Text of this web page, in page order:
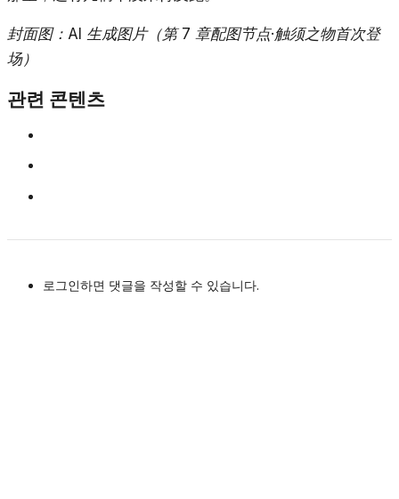
封面图：AI 生成图片（第 7 章配图节点·触须之物首次登
场）
관련 콘텐츠
로그인하면 댓글을 작성할 수 있습니다.